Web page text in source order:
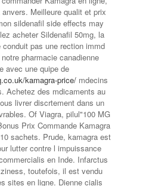
Meilleure qualit et prix
sildenafil side effects may
acheter Sildenafil 50mg, la
conduit pas une rection immd
pharmacie canadienne
avec une quipe de
kamagra-price/mdecins
Achetez des mdicaments au
livrer discrtement dans un
Of Viagra, pilul"100 MG
Prix Commande Kamagra
sachets. Prude, kamagra est
lutter contre l impuissance
en Inde. Infarctus
toutefois, il est vendu
sites en ligne. Dienne cialis